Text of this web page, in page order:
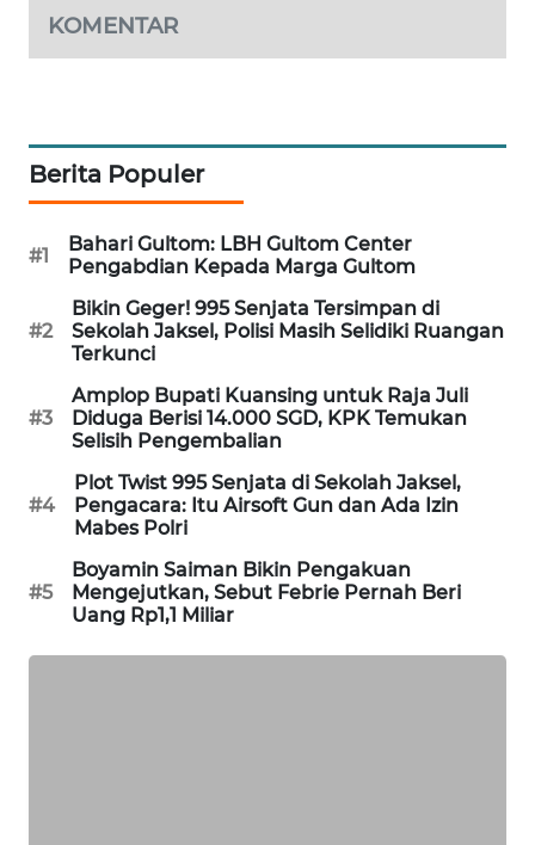
KOMENTAR
Berita Populer
#1
Bahari Gultom: LBH Gultom Center
Pengabdian Kepada Marga Gultom
#2
Bikin Geger! 995 Senjata Tersimpan di
Sekolah Jaksel, Polisi Masih Selidiki Ruangan
Terkunci
#3
Amplop Bupati Kuansing untuk Raja Juli
Diduga Berisi 14.000 SGD, KPK Temukan
Selisih Pengembalian
#4
Plot Twist 995 Senjata di Sekolah Jaksel,
Pengacara: Itu Airsoft Gun dan Ada Izin
Mabes Polri
#5
Boyamin Saiman Bikin Pengakuan
Mengejutkan, Sebut Febrie Pernah Beri
Uang Rp1,1 Miliar
WISATA
Wahana
Network
KONSUMEN
LISTRIK
MASYARAKAT
KELISTRIKAN
WALINKI
ID
MAWAKA
ID
MARTABAT